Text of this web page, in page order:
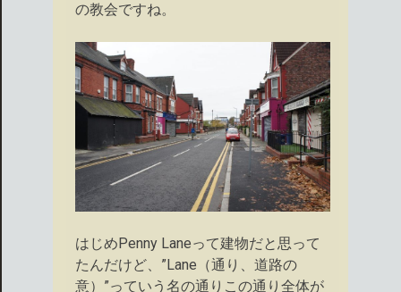
の教会ですね。
はじめPenny Laneって建物だと思って
たんだけど、”Lane（通り、道路の
意）”っていう名の通りこの通り全体が